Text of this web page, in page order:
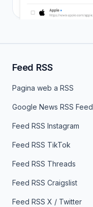
Feed RSS
Pagina web a RSS
Google News RSS Feed
Feed RSS Instagram
Feed RSS TikTok
Feed RSS Threads
Feed RSS Craigslist
Feed RSS X / Twitter